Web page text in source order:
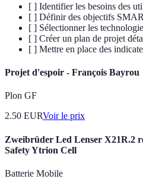
[ ] Identifier les besoins des
[ ] Définir des objectifs
[ ] Sélectionner les
[ ] Créer un plan de projet
[ ] Mettre en place des
Projet d'espoir - François Bayrou
Plon GF
2.50 EURVoir le prix
Zweibrüder Led Lenser X21R.2
Safety Ytrion Cell
Batterie Mobile